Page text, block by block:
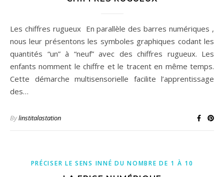
Les chiffres rugueux En parallèle des barres numériques ,
nous leur présentons les symboles graphiques codant les
quantités “un” à “neuf” avec des chiffres rugueux. Les
enfants nomment le chiffre et le tracent en même temps.
Cette démarche multisensorielle facilite l’apprentissage
des…
Bylinstitalastation
PRÉCISER LE SENS INNÉ DU NOMBRE DE 1 À 10